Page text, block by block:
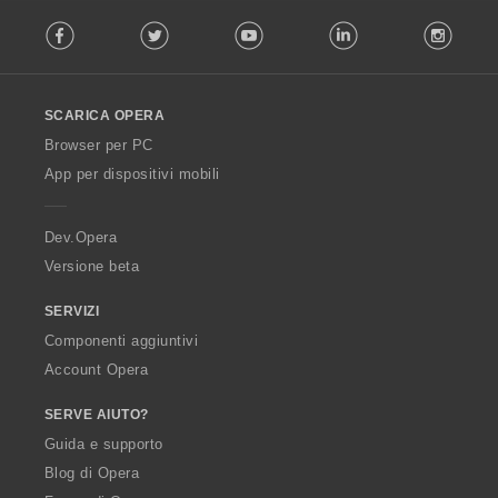
o
w
O
p
a
Facebook Twitter Youtube LinkedIn
SCARICA OPERA
Browser per PC
App per dispositivi mobili
Dev.Opera
Versione beta
SERVIZI
Componenti aggiuntivi
Account Opera
SERVE AIUTO?
Guida e supporto
Blog di Opera